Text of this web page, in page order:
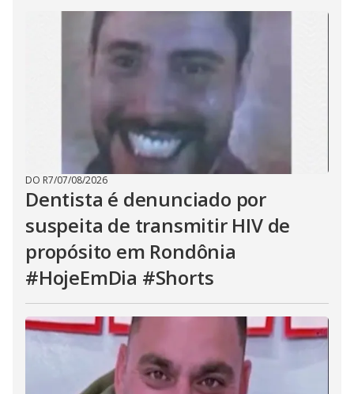
DO R7/07/08/2026
Dentista é denunciado por
suspeita de transmitir HIV de
propósito em Rondônia
#HojeEmDia #Shorts